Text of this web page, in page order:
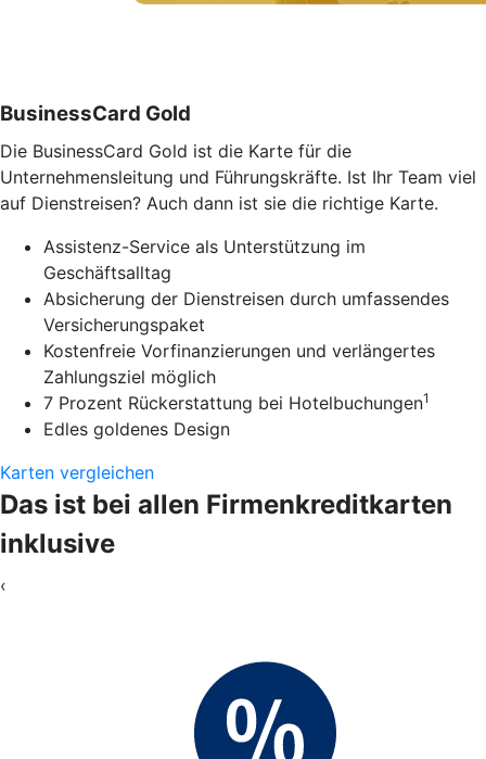
BusinessCard Gold
Die BusinessCard Gold ist die Karte für die
Unternehmensleitung und Führungskräfte. Ist Ihr Team viel
auf Dienstreisen? Auch dann ist sie die richtige Karte.
Assistenz-Service als Unterstützung im
Geschäftsalltag
Absicherung der Dienstreisen durch umfassendes
Versicherungspaket
Kostenfreie Vorfinanzierungen und verlängertes
Zahlungsziel möglich
7 Prozent Rückerstattung bei Hotelbuchungen1
Edles goldenes Design
Karten vergleichen
Das ist bei allen Firmenkreditkarten
inklusive
‹